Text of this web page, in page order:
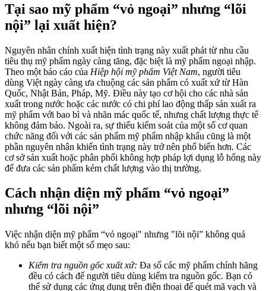
Tại sao mỹ phẩm “vỏ ngoại” nhưng “lõi
nội” lại xuất hiện?
Nguyên nhân chính xuất hiện tình trạng này xuất phát từ nhu cầu
tiêu thụ mỹ phẩm ngày càng tăng, đặc biệt là mỹ phẩm ngoại nhập.
Theo một báo cáo của Hiệp hội mỹ phẩm Việt Nam, người tiêu
dùng Việt ngày càng ưa chuộng các sản phẩm có xuất xứ từ Hàn
Quốc, Nhật Bản, Pháp, Mỹ. Điều này tạo cơ hội cho các nhà sản
xuất trong nước hoặc các nước có chi phí lao động thấp sản xuất ra
mỹ phẩm với bao bì và nhãn mác quốc tế, nhưng chất lượng thực tế
không đảm bảo. Ngoài ra, sự thiếu kiểm soát của một số cơ quan
chức năng đối với các sản phẩm mỹ phẩm nhập khẩu cũng là một
phần nguyên nhân khiến tình trạng này trở nên phổ biến hơn. Các
cơ sở sản xuất hoặc phân phối không hợp pháp lợi dụng lỗ hổng này
để đưa các sản phẩm kém chất lượng vào thị trường.
Cách nhận diện mỹ phẩm “vỏ ngoại”
nhưng “lõi nội”
Việc nhận diện mỹ phẩm “vỏ ngoại" nhưng "lõi nội” không quá
khó nếu bạn biết một số mẹo sau:
Kiểm tra nguồn gốc xuất xứ: Đa số các mỹ phẩm chính hãng
đều có cách để người tiêu dùng kiểm tra nguồn gốc. Bạn có
thể sử dụng các ứng dụng trên điện thoại để quét mã vạch và